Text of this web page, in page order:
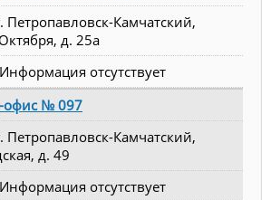
Петропавловск-Камчатский,
д. 25а
Информация отсутствует
№ 097
Петропавловск-Камчатский,
д. 49
Информация отсутствует